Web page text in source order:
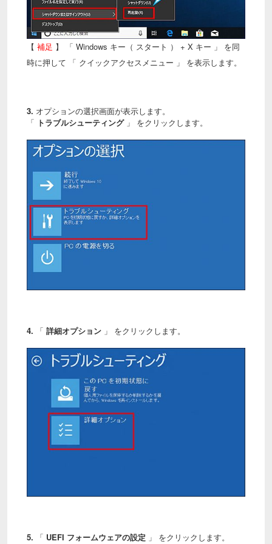
【 補足 】 「 Windows キー（ スタート ） + X キー 」 を同
時に押して 「 クイックアクセスメニュー 」 を表示します。
3. オプションの選択画面が表示します。
「 トラブルシューティング」 をクリックします。
4. 「 詳細オプション 」 をクリックします。
5. 「 UEFI フォームウェアの設定 」 をクリックします。